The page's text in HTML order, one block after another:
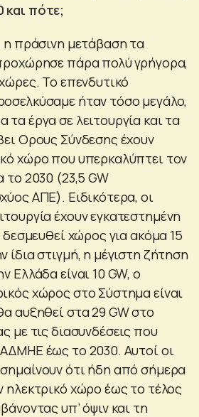
πότε;
πράσινη μετάβαση τα
πάρα πολύ γρήγορα,
Το επενδυτικό
ήταν τόσο μεγάλο,
έργα σε λειτουργία και τα
Ορους Σύνδεσης έχουν
χώρο που υπερκαλύπτει τον
το 2030 (23,5 GW
ΑΠΕ). Ειδικότερα, οι
έχουν εγκατεστημένη
δεσμευθεί χώρος για ακόμα 15
ίδια στιγμή, η μέγιστη ζήτηση
Ελλάδα είναι 10 GW, ο
χώρος στο Σύστημα είναι
αυξηθεί στα 29 GW στο
με τις διασυνδέσεις που
έως το 2030. Αυτοί οι
ότι ήδη από σήμερα
ηλεκτρικό χώρο έως το τέλος
υπ’ όψιν και τη